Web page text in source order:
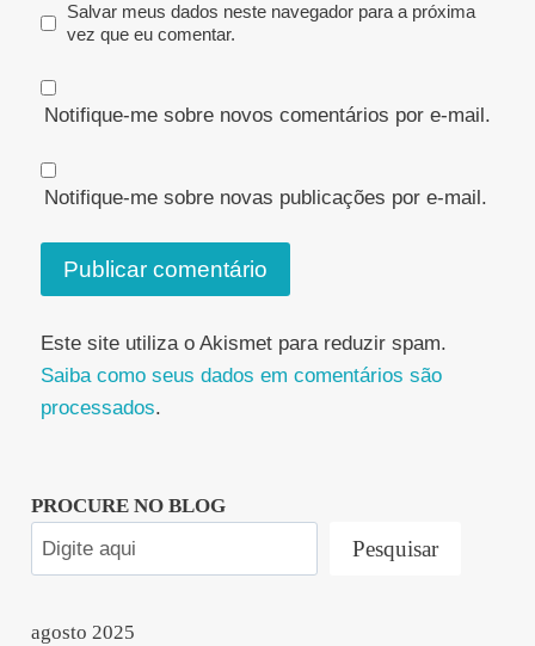
Salvar meus dados neste navegador para a próxima
vez que eu comentar.
Notifique-me sobre novos comentários por e-mail.
Notifique-me sobre novas publicações por e-mail.
Este site utiliza o Akismet para reduzir spam.
Saiba como seus dados em comentários são
processados.
PROCURE NO BLOG
Pesquisar
agosto 2025